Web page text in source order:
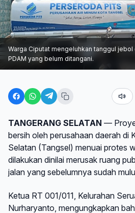
Warga Ciputat mengeluhkan tanggul
PDAM yang belum ditangani.
TANGERANG SELATAN —
bersih oleh perusahaan daerah di
Selatan (Tangsel) menuai protes
dilakukan dinilai merusak ruang
jalan yang sebelumnya sudah
Ketua RT 001/011, Kelurahan
Nurharyanto, mengungkapkan